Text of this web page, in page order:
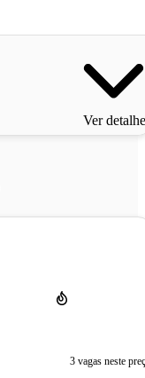
Ver
3 vagas neste